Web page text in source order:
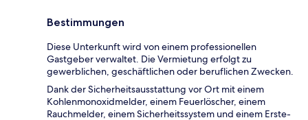
Bestimmungen
Diese Unterkunft wird von einem professionellen
Gastgeber verwaltet. Die Vermietung erfolgt zu
gewerblichen, geschäftlichen oder beruflichen Zwecken.
Dank der Sicherheitsausstattung vor Ort mit einem
Kohlenmonoxidmelder, einem Feuerlöscher, einem
Rauchmelder, einem Sicherheitssystem und einem Erste-